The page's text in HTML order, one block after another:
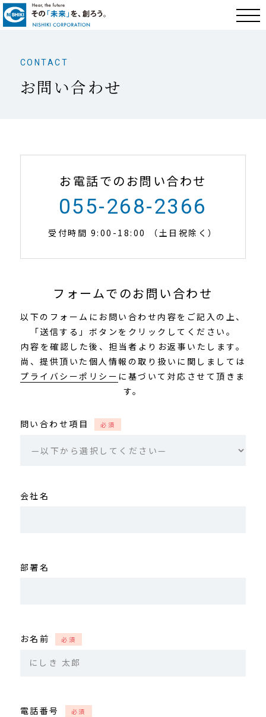
CONTACT
お問い合わせ
お電話でのお問い合わせ
055-268-2366
受付時間 9:00-18:00 （土日祝除く）
フォームでのお問い合わせ
以下のフォームにお問い合わせ内容をご記入の上、
「送信する」ボタンをクリックしてください。
内容を確認した後、担当者よりお返事いたします。
尚、提供頂いた個人情報の取り扱いに関しましては
プライバシーポリシー に基づいて対応させて頂きま
す。
問い合わせ項目 必須
会社名
部署名
お名前 必須
電話番号 必須